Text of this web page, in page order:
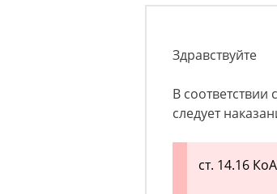
Здравствуйте
В
следует
ст. 14.16